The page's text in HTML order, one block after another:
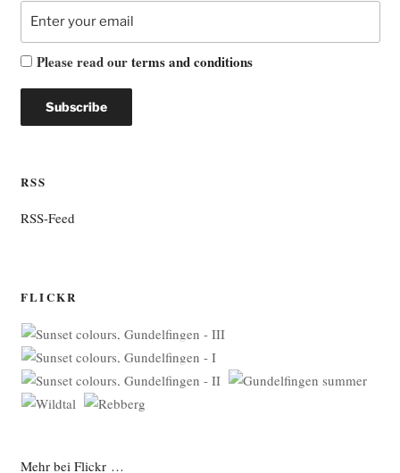
Please read ourterms and conditions
RSS
RSS-Feed
FLICKR
Mehr bei Flickr …